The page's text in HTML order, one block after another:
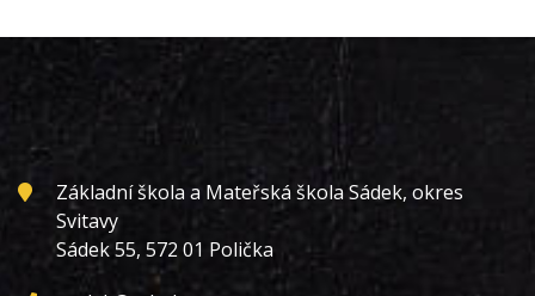
Základní škola a Mateřská škola Sádek, okres
Svitavy
Sádek 55, 572 01 Polička